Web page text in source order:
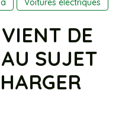
Voitures électriques
DE
SUJET